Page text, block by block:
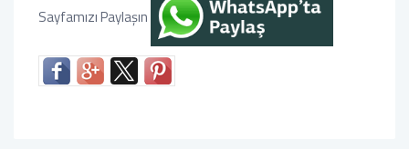
Sayfamızı Paylaşın